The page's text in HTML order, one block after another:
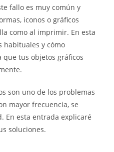
fallo es muy común y
iconos o gráficos
como al imprimir. En esta
habituales y cómo
que tus objetos gráficos
son uno de los problemas
mayor frecuencia, se
En esta entrada explicaré
soluciones.